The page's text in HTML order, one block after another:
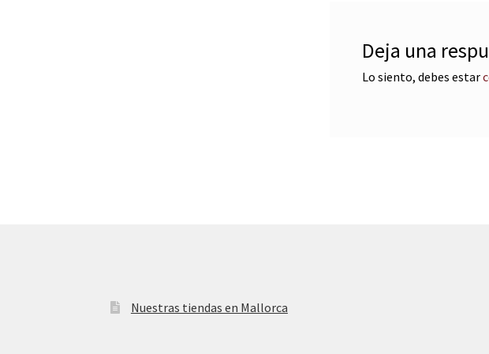
Deja una
Lo siento, debes estar
Nuestras tiendas en Mallorca